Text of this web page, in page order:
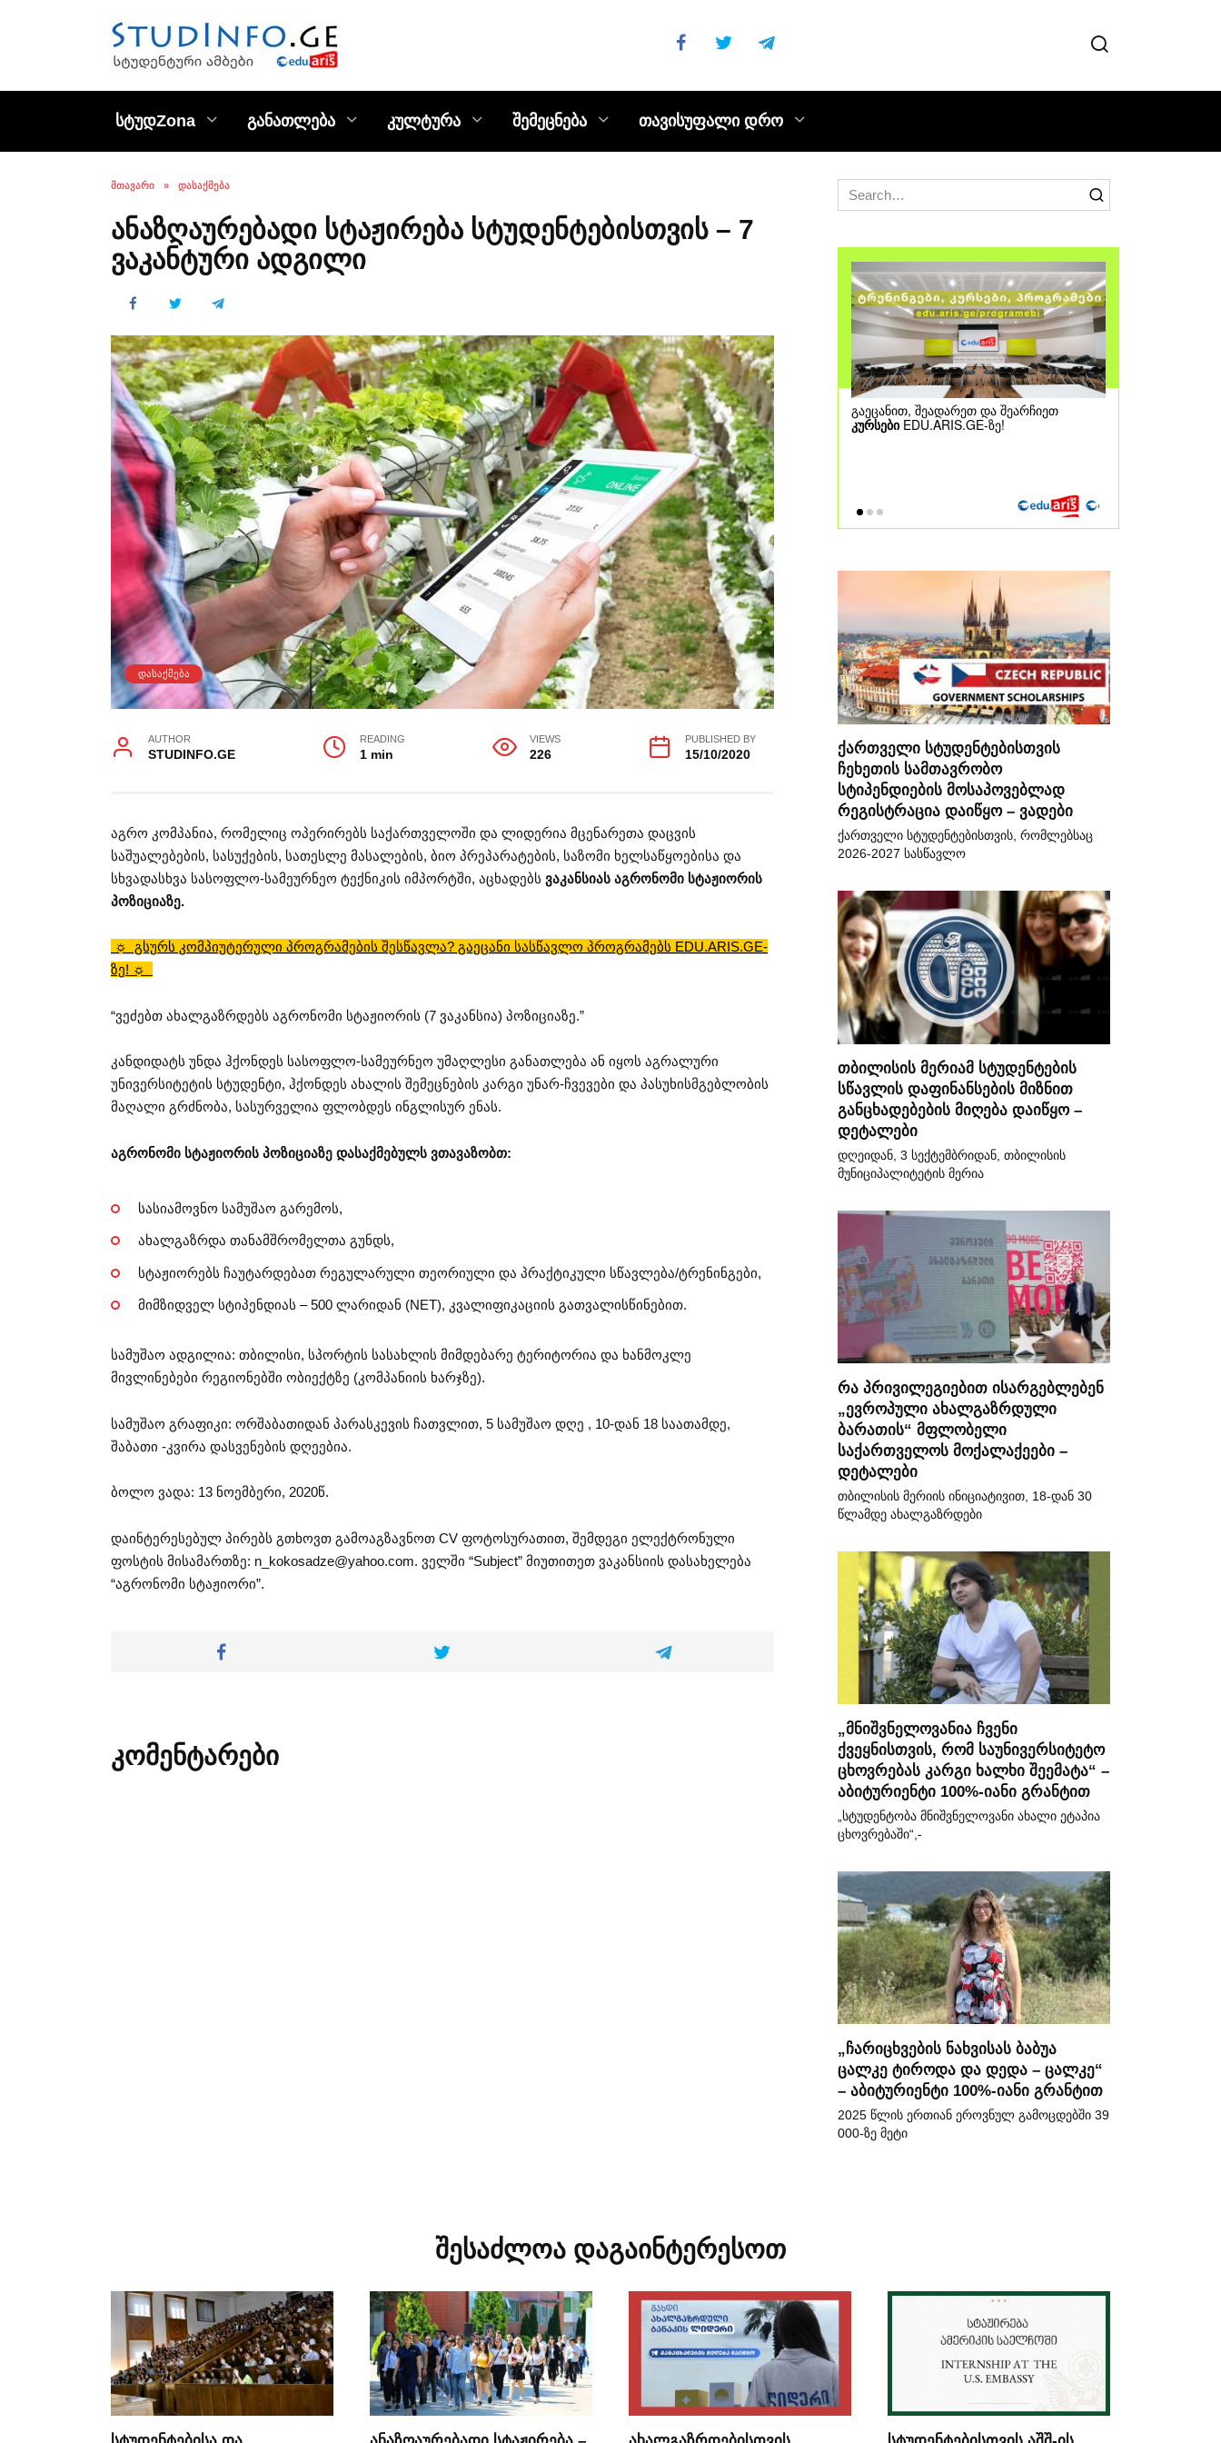
სტუდZona განათლება კულტურა შემეცნება თავისუფალი დრო
ᲛᲗᲐᲕᲐᲠᲘ » ᲓᲐᲡᲐᲥᲛᲔᲑᲐ
ანაზღაურებადი სტაჟირება სტუდენტებისთვის – 7
ვაკანტური ადგილი
ᲓᲐᲡᲐᲥᲛᲔᲑᲐ
AUTHOR
STUDINFO.GE
READING
1 min
VIEWS
226
PUBLISHED BY
15/10/2020
აგრო კომპანია, რომელიც ოპერირებს საქართველოში და ლიდერია მცენარეთა დაცვის
საშუალებების, სასუქების, სათესლე მასალების, ბიო პრეპარატების, საზომი ხელსაწყოებისა და
სხვადასხვა სასოფლო-სამეურნეო ტექნიკის იმპორტში, აცხადებს ვაკანსიას აგრონომი სტაჟიორის
პოზიციაზე.
☼ გსურს კომპიუტერული პროგრამების შესწავლა? გაეცანი სასწავლო პროგრამებს EDU.ARIS.GE-
ზე! ☼
“ვეძებთ ახალგაზრდებს აგრონომი სტაჟიორის (7 ვაკანსია) პოზიციაზე.”
კანდიდატს უნდა ჰქონდეს სასოფლო-სამეურნეო უმაღლესი განათლება ან იყოს აგრალური
უნივერსიტეტის სტუდენტი, ჰქონდეს ახალის შემეცნების კარგი უნარ-ჩვევები და პასუხისმგებლობის
მაღალი გრძნობა, სასურველია ფლობდეს ინგლისურ ენას.
აგრონომი სტაჟიორის პოზიციაზე დასაქმებულს ვთავაზობთ:
სასიამოვნო სამუშაო გარემოს,
ახალგაზრდა თანამშრომელთა გუნდს,
სტაჟიორებს ჩაუტარდებათ რეგულარული თეორიული და პრაქტიკული სწავლება/ტრენინგები,
მიმზიდველ სტიპენდიას – 500 ლარიდან (NET), კვალიფიკაციის გათვალისწინებით.
სამუშაო ადგილია: თბილისი, სპორტის სასახლის მიმდებარე ტერიტორია და ხანმოკლე
მივლინებები რეგიონებში ობიექტზე (კომპანიის ხარჯზე).
სამუშაო გრაფიკი: ორშაბათიდან პარასკევის ჩათვლით, 5 სამუშაო დღე , 10-დან 18 საათამდე,
შაბათი -კვირა დასვენების დღეებია.
ბოლო ვადა: 13 ნოემბერი, 2020წ.
დაინტერესებულ პირებს გთხოვთ გამოაგზავნოთ CV ფოტოსურათით, შემდეგი ელექტრონული
ფოსტის მისამართზე: n_kokosadze@yahoo.com. ველში “Subject” მიუთითეთ ვაკანსიის დასახელება
“აგრონომი სტაჟიორი”.
კომენტარები
Search
for:
ქართველი სტუდენტებისთვის
ჩეხეთის სამთავრობო
სტიპენდიების მოსაპოვებლად
რეგისტრაცია დაიწყო – ვადები
ქართველი სტუდენტებისთვის, რომლებსაც
2026-2027 სასწავლო
თბილისის მერიამ სტუდენტების
სწავლის დაფინანსების მიზნით
განცხადებების მიღება დაიწყო –
დეტალები
დღეიდან, 3 სექტემბრიდან, თბილისის
მუნიციპალიტეტის მერია
რა პრივილეგიებით ისარგებლებენ
„ევროპული ახალგაზრდული
ბარათის“ მფლობელი
საქართველოს მოქალაქეები –
დეტალები
თბილისის მერიის ინიციატივით, 18-დან 30
წლამდე ახალგაზრდები
„მნიშვნელოვანია ჩვენი
ქვეყნისთვის, რომ საუნივერსიტეტო
ცხოვრებას კარგი ხალხი შეემატა“ –
აბიტურიენტი 100%-იანი გრანტით
„სტუდენტობა მნიშვნელოვანი ახალი ეტაპია
ცხოვრებაში“,-
„ჩარიცხვების ნახვისას ბაბუა
ცალკე ტიროდა და დედა – ცალკე“
– აბიტურიენტი 100%-იანი გრანტით
2025 წლის ერთიან ეროვნულ გამოცდებში 39
000-ზე მეტი
შესაძლოა დაგაინტერესოთ